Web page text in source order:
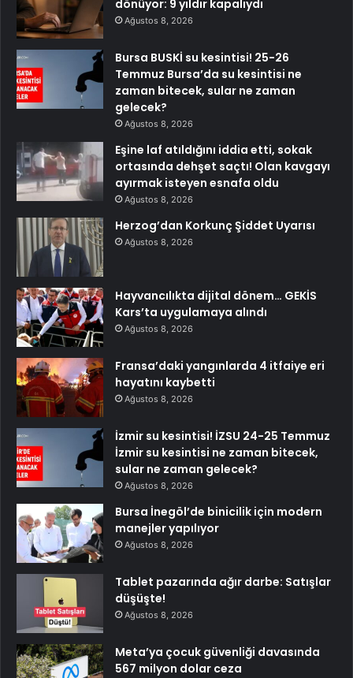
dönüyor: 9 yıldır kapalıydı
Ağustos 8, 2026
Bursa BUSKİ su kesintisi! 25-26
Temmuz Bursa’da su kesintisi ne
zaman bitecek, sular ne zaman
gelecek?
Ağustos 8, 2026
Eşine laf atıldığını iddia etti, sokak
ortasında dehşet saçtı! Olan kavgayı
ayırmak isteyen esnafa oldu
Ağustos 8, 2026
Herzog’dan Korkunç Şiddet Uyarısı
Ağustos 8, 2026
Hayvancılıkta dijital dönem… GEKİS
Kars’ta uygulamaya alındı
Ağustos 8, 2026
Fransa’daki yangınlarda 4 itfaiye eri
hayatını kaybetti
Ağustos 8, 2026
İzmir su kesintisi! İZSU 24-25 Temmuz
İzmir su kesintisi ne zaman bitecek,
sular ne zaman gelecek?
Ağustos 8, 2026
Bursa İnegöl’de binicilik için modern
manejler yapılıyor
Ağustos 8, 2026
Tablet pazarında ağır darbe: Satışlar
düşüşte!
Ağustos 8, 2026
Meta’ya çocuk güvenliği davasında
567 milyon dolar ceza